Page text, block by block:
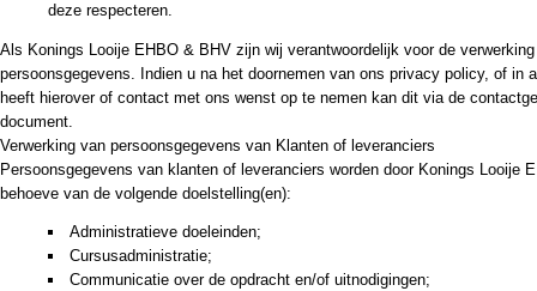
deze respecteren.
Als Konings Looije EHBO & BHV zijn wij verantwoordelijk voor de
persoonsgegevens. Indien u na het doornemen van ons privacy policy, of in
heeft hierover of contact met ons wenst op te nemen kan dit via de
document.
Verwerking van persoonsgegevens van Klanten of leveranciers
Persoonsgegevens van klanten of leveranciers worden door Konings Looije
behoeve van de volgende doelstelling(en):
Administratieve doeleinden;
Cursusadministratie;
Communicatie over de opdracht en/of uitnodigingen;